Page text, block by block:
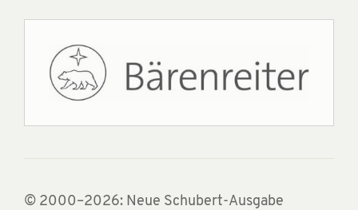
© 2000–2026: Neue Schubert-Ausgabe